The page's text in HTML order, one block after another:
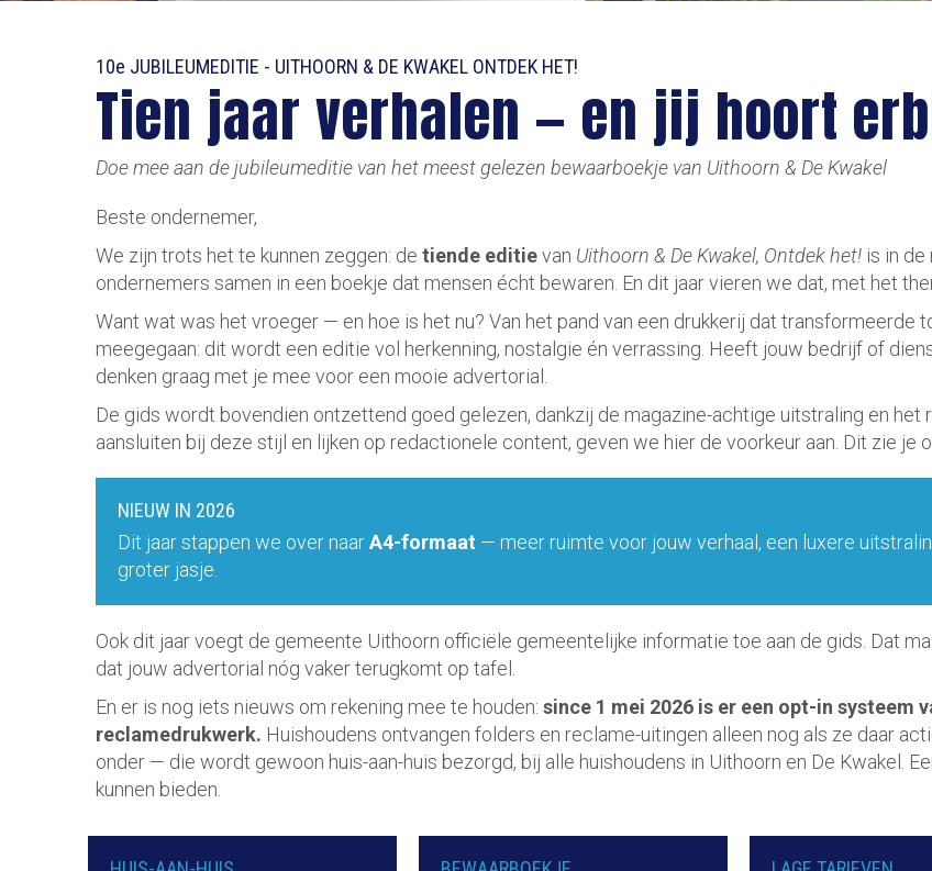
10e JUBILEUMEDITIE - UITHOORN & DE KWAKEL ONTDEK HET!
Tien jaar verhalen — en jij hoort
Doe mee aan de jubileumeditie van het meest gelezen bewaarboekje van Uithoorn & De Kwakel
Beste ondernemer,
We zijn trots het te kunnen zeggen: de tiende editievan Uithoorn & De Kwakel, Ontdek het! is in
ondernemers samen in een boekje dat mensen écht bewaren. En dit jaar vieren we dat, met het
Want wat was het vroeger — en hoe is het nu? Van het pand van een drukkerij dat
meegegaan: dit wordt een editie vol herkenning, nostalgie én verrassing. Heeft jouw bedrijf of
denken graag met je mee voor een mooie advertorial.
De gids wordt bovendien ontzettend goed gelezen, dankzij de magazine-achtige uitstraling en
aansluiten bij deze stijl en lijken op redactionele content, geven we hier de voorkeur aan. Dit zie je
NIEUW IN 2026
Dit jaar stappen we over naarA4-formaat — meer ruimte voor jouw verhaal, een luxere
groter jasje.
Ook dit jaar voegt de gemeente Uithoorn officiële gemeentelijke informatie toe aan de gids. Dat
dat jouw advertorial nóg vaker terugkomt op tafel.
En er is nog iets nieuws om rekening mee te houden: since 1 mei 2026 is er een opt-in systeem
reclamedrukwerk. Huishoudens ontvangen folders en reclame-uitingen alleen nog als ze daar
onder — die wordt gewoon huis-aan-huis bezorgd, bij alle huishoudens in Uithoorn en De Kwakel.
kunnen bieden.